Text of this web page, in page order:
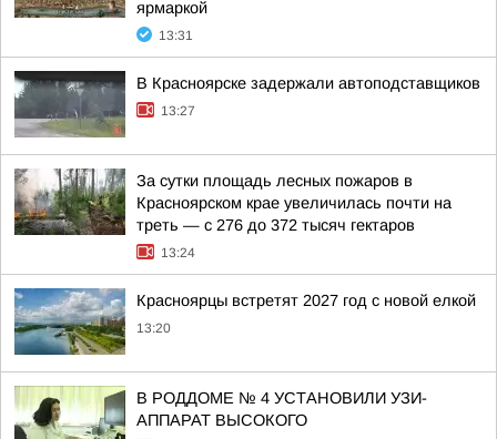
ярмаркой
13:31
В Красноярске задержали автоподставщиков
13:27
За сутки площадь лесных пожаров в
Красноярском крае увеличилась почти на
треть — с 276 до 372 тысяч гектаров
13:24
Красноярцы встретят 2027 год с новой елкой
13:20
В РОДДОМЕ № 4 УСТАНОВИЛИ УЗИ-
АППАРАТ ВЫСОКОГО